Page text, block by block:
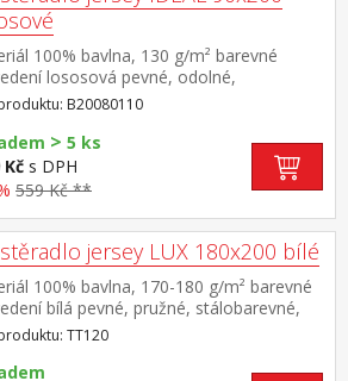
100% bavlna, 130 g/m² barevné
lososová pevné, odolné,
obšito gumou pro matrace do
25 cm pratelné do 60 °C
B20080110
> 5 ks
Kč s DPH
559 Kč **
jersey LUX 180x200 bílé
100% bavlna, 170-180 g/m² barevné
bílá pevné, pružné, stálobarevné,
gumou pro matrace do výšky 25
do 40 °C
TT120